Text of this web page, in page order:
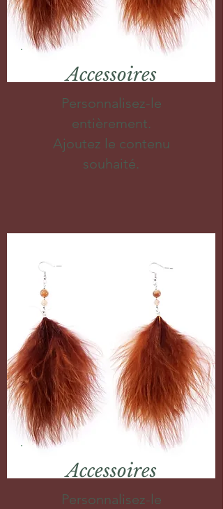
Accessoires
Personnalisez-le
entièrement.
Ajoutez le contenu
souhaité.
Accessoires
Personnalisez-le